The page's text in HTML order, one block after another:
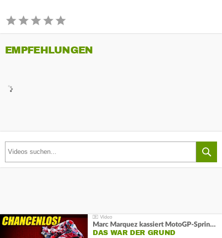
EMPFEHLUNGEN
Marc Marquez kassiert MotoGP-Sprint-Schlappe:
DAS WAR DER GRUND